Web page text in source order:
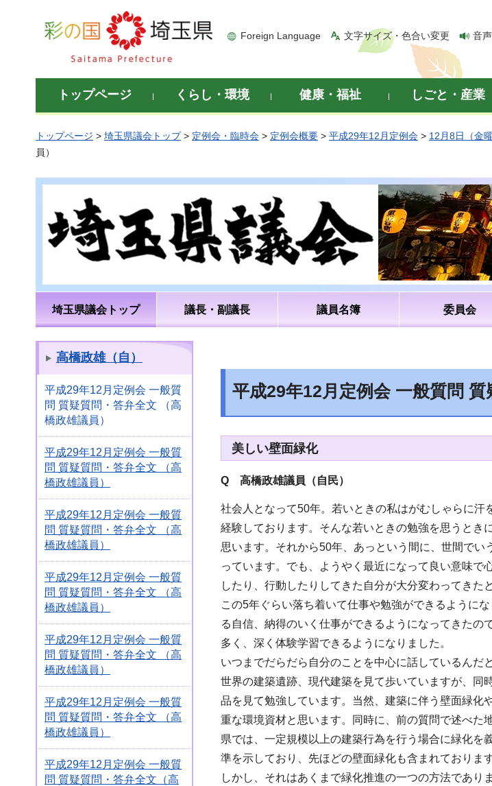
彩の国 埼玉県
Foreign Language 文字サイズ・色合い変更 音
トップページ くらし・環境 健康・福祉 しごと・産業
トップページ > 埼玉県議会トップ> 定例会・臨時会 > 定例会概要 > 平成29年12月定例会 > 12月8日（金曜
員）
埼玉県議会トップ 議長・副議長 議員名簿 委員会
高橋政雄（自）
平成29年12月定例会 一般質
問 質疑質問・答弁全文 （高
橋政雄議員）
平成29年12月定例会 一般質
問 質疑質問・答弁全文 （高
橋政雄議員）
平成29年12月定例会 一般質
問 質疑質問・答弁全文 （高
橋政雄議員）
平成29年12月定例会 一般質
問 質疑質問・答弁全文 （高
橋政雄議員）
平成29年12月定例会 一般質
問 質疑質問・答弁全文 （高
橋政雄議員）
平成29年12月定例会 一般質
問 質疑質問・答弁全文 （高
橋政雄議員）
平成29年12月定例会 一般質
問 質疑質問・答弁全文（高
平成29年12月定例会 一般質問 質
美しい壁面緑化
Q 高橋政雄議員（自民）
社会人となって50年。若いときの私はがむしゃらに
経験しております。そんな若いときの勉強を思うとき
思います。それから50年、あっという間に、世間で
っています。でも、ようやく最近になって良い意味
したり、行動したりしてきた自分が大分変わってきた
この5年ぐらい落ち着いて仕事や勉強ができるように
る自信、納得のいく仕事ができるようになってきた
多く、深く体験学習できるようになりました。
いつまでだらだら自分のことを中心に話しているんだ
世界の建築遺跡、現代建築を見て歩いていますが、同
品を見て勉強しています。当然、建築に伴う壁面緑化
重な環境資材と思います。同時に、前の質問で述べた
県では、一定規模以上の建築行為を行う場合に緑化
準を示しており、先ほどの壁面緑化も含まれておりま
しかし、それはあくまで緑化推進の一つの方法であ